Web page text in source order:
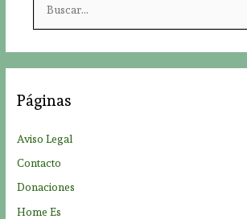
r
:
Páginas
Aviso Legal
Contacto
Donaciones
Home Es